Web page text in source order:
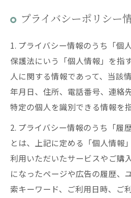
プライバシーポリシー
1. プライバシー情報のうち「個
保護法にいう「個人情報」を指
人に関する情報であって、当該
年月日、住所、電話番号、連絡
特定の個人を識別できる情報を指
2. プライバシー情報のうち「履
とは、上記に定める「個人情報
利用いただいたサービスやご購
になったページや広告の履歴、
索キーワード、ご利用日時、ご